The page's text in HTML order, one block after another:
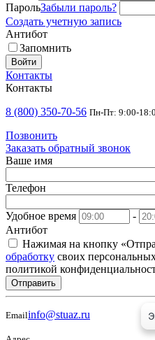
ПарольЗабыли пароль?
Создать учетную запись
Антибот
Запомнить
Войти
Контакты
Контакты
8 (800) 350-70-56 Пн-Пт: 9:00-
Позвонить
Заказать обратный звонок
Ваше имя
Телефон
Удобное время
-
Антибот
Нажимая на кнопку
обработку своих
политикой
Отправить
Emailinfo@stuaz.ru